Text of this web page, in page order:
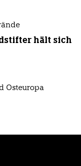
hält sich
Osteuropa